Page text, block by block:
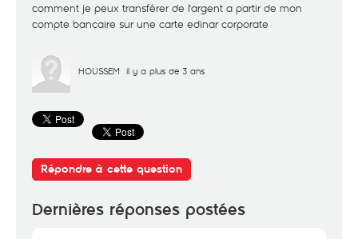
comment je peux transférer de l'argent a partir de mon
compte bancaire sur une carte edinar corporate
HOUSSEM il y a plus de 3 ans
Répondre à cette question
Dernières réponses postées